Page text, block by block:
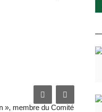
», membre du Comité